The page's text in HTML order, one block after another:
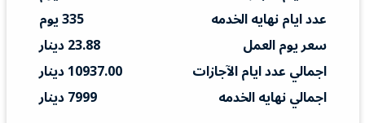
عدد ايام نهايه الخدمه
335 يوم
سعر يوم العمل
23.88 دينار
اجمالي عدد ايام الآجازات
10937.00 دينار
اجمالي نهايه الخدمه
7999 دينار